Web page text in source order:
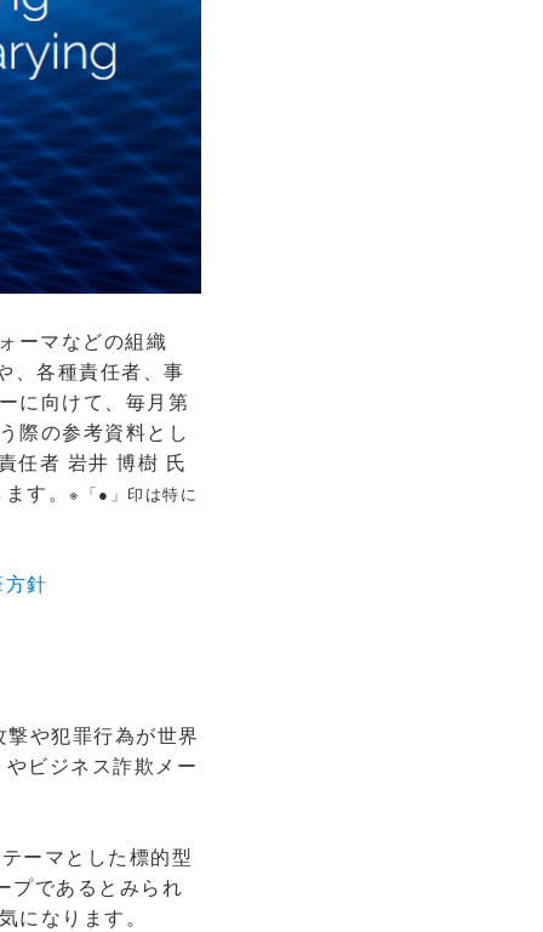
ーマなどの組織
、各種責任者、事
に向けて、毎月第
際の参考資料とし
任者 岩井 博樹 氏
す。
※「●」印は特に
針
や犯罪行為が世界
ビジネス詐欺メー
ーマとした標的型
プであるとみられ
になります。